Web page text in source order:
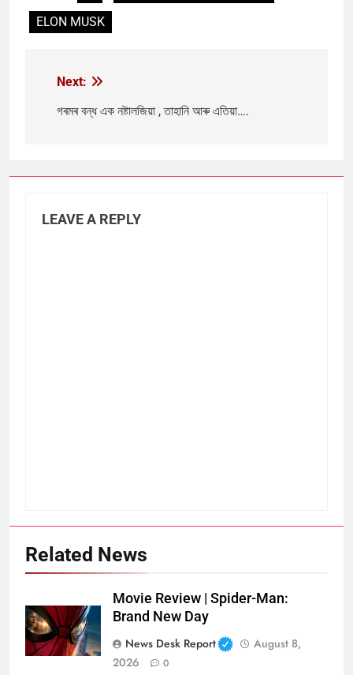
ELON MUSK
Post
navigation
Next:
গৰমৰ বন্ধ এক নষ্টালজিয়া , তাহানি আৰু এতিয়া….
LEAVE A REPLY
Related News
Movie Review | Spider-Man:
Brand New Day
News Desk Report
August 8,
2026
0